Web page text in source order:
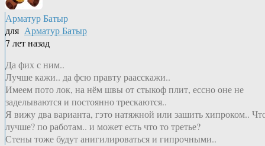
Арматур Батыр
для Арматур Батыр
7 лет назад
Да фих с ним..
Лучше кажи.. да фсю правту раасскажи..
Имеем пото лок, на нём швы от стыкоф плит, ессно оне не
заделываются и постоянно трескаются..
Я вижу два варианта, гэто натяжной или зашить хипроком..
лучше? по работам.. и может есть что то третье?
Стены тоже будут анигилироваться и гипрочными..